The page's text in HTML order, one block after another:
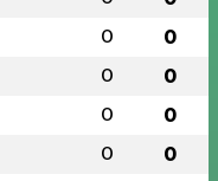
0 0
0 0
0 0
0 0